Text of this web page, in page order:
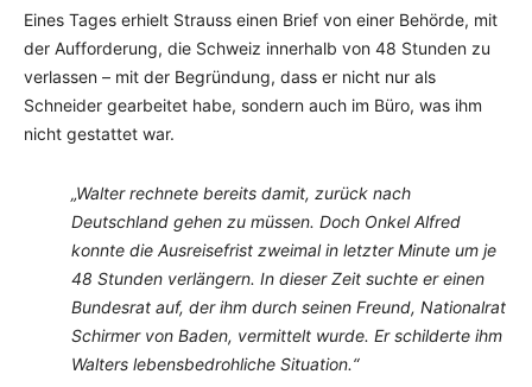
Eines Tages erhielt Strauss einen Brief von einer Behörde, mit
der Aufforderung, die Schweiz innerhalb von 48 Stunden zu
verlassen – mit der Begründung, dass er nicht nur als
Schneider gearbeitet habe, sondern auch im Büro, was ihm
nicht gestattet war.
„Walter rechnete bereits damit, zurück nach
Deutschland gehen zu müssen. Doch Onkel Alfred
konnte die Ausreisefrist zweimal in letzter Minute um je
48 Stunden verlängern. In dieser Zeit suchte er einen
Bundesrat auf, der ihm durch seinen Freund, Nationalrat
Schirmer von Baden, vermittelt wurde. Er schilderte ihm
Walters lebensbedrohliche Situation.“